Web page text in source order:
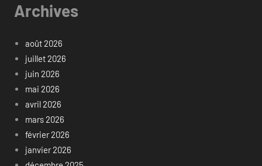
Archives
août 2026
juillet 2026
juin 2026
mai 2026
avril 2026
mars 2026
février 2026
janvier 2026